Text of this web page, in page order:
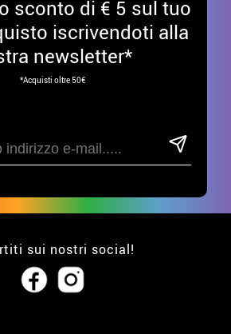
sconto di € 5 sul tuo
iscrivendoti alla
newsletter*
*Acquisti oltre 50€
sui nostri social!